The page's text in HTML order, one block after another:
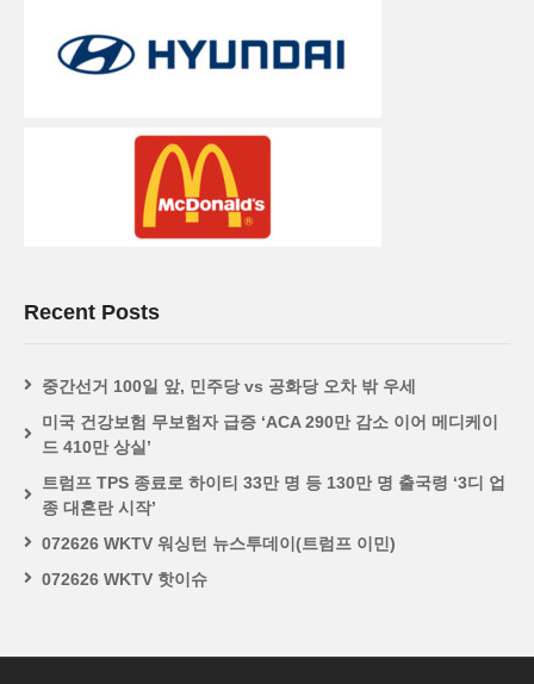
Recent Posts
중간선거 100일 앞, 민주당 vs 공화당 오차 밖 우세
미국 건강보험 무보험자 급증 ‘ACA 290만 감소 이어 메디케이
드 410만 상실’
트럼프 TPS 종료로 하이티 33만 명 등 130만 명 출국령 ‘3디 업
종 대혼란 시작’
072626 WKTV 워싱턴 뉴스투데이(트럼프 이민)
072626 WKTV 핫이슈